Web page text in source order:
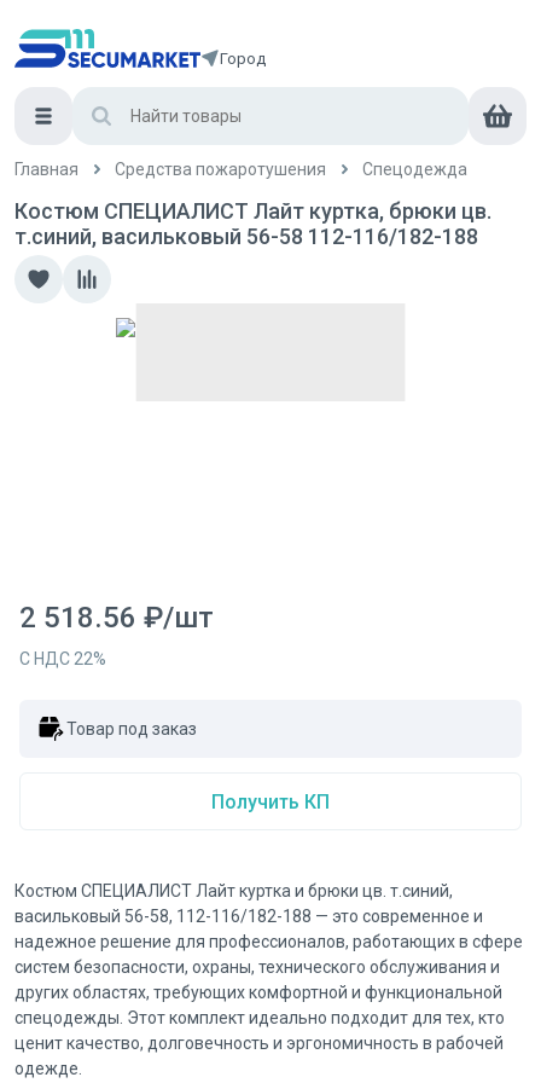
Город
Главная Средства пожаротушения Спецодежда
Костюм СПЕЦИАЛИСТ Лайт куртка, брюки цв.
т.синий, васильковый 56-58 112-116/182-188
2 518.56 ₽/шт
С НДС 22%
Товар под заказ
Получить КП
Костюм СПЕЦИАЛИСТ Лайт куртка и брюки цв. т.синий,
васильковый 56-58, 112-116/182-188 — это современное и
надежное решение для профессионалов, работающих в сфере
систем безопасности, охраны, технического обслуживания и
других областях, требующих комфортной и функциональной
спецодежды. Этот комплект идеально подходит для тех, кто
ценит качество, долговечность и эргономичность в рабочей
одежде.